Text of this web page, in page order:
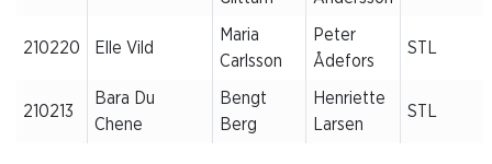
210220 Elle Vild
Maria
Carlsson
Peter
Ådefors
STL
210213
Bara Du
Chene
Bengt
Berg
Henriette
Larsen
STL